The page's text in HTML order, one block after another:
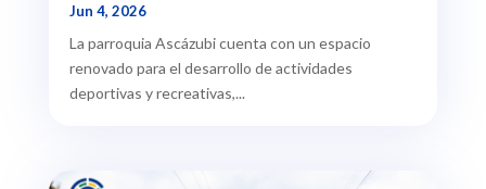
Jun 4, 2026
La parroquia Ascázubi cuenta con un espacio
renovado para el desarrollo de actividades
deportivas y recreativas,...